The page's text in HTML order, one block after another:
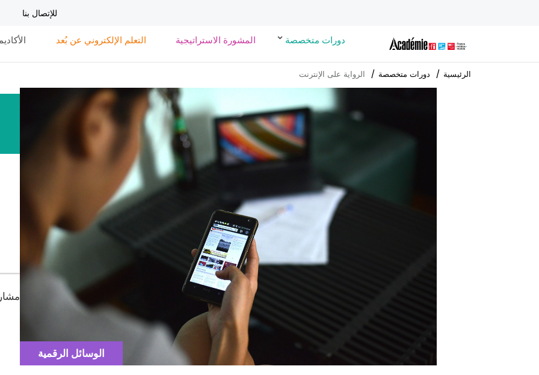
المحتوى
الرئيسي
للإتصال بنا
دورات متخصصة المشورة الاستراتيجية التعلم الإلكتروني عن بُعد
الرئيسية دورات متخصصة الرواية على الإنترنت
Catégorie
الوسائل الرقمية